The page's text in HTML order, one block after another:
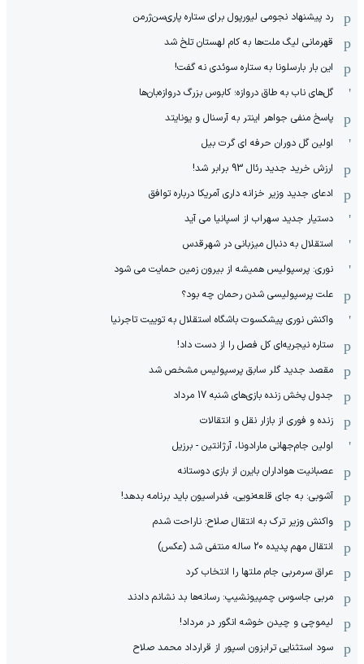
رد پیشنهاد نجومی لیورپول برای ستاره پاری‌سن‌ژرمن
قهرمانی لیگ ملت‌ها به کام لهستان تلخ شد
این بار بارسلونا به ستاره سوئدی نه گفت!
گل‌های ناب به طاق دروازه؛ کابوس بزرگ دروازه‌بان‌ها
پاسخ منفی جواهر اینتر به آرسنال و یونایتد
اولین گل دوران حرفه ای گرت بیل
ارزش خرید جدید رئال 93 برابر شد!
ادعای جدید وزیر خزانه داری آمریکا درباره توافق
دستیار جدید سهراب از اسپانیا می آید
استقلال به دنبال میزبانی در شهرقدس
نوری: پرسپولیس همیشه از بیرون زمین حمایت می شود
علت پرسپولیسی شدن رحمان چه بود؟
واکنش نوری پیشکسوت باشگاه استقلال به توییت تاجرنیا
ستاره نیجریه‌ای کل فصل را از دست داد!
مقصد جدید گلر سابق پرسپولیس مشخص شد
جدول پخش زنده بازی‌های شنبه 17 مرداد
زنده و فوری از بازار نقل و انتقالات
اولین جام‌جهانی مارادونا، آرژانتین - برزیل
عصبانیت هواداران بایرن از بازی دوستانه
آشوبی: به جای قلعه‌نویی، فدراسیون باید برنامه بدهد!
واکنش وزیر ترک به انتقال صلاح: ناراحت شدم
انتقال مهم پدیده 20 ساله منتفی شد (عکس)
عراق سرمربی جام ملتها را انتخاب کرد
مربی جاسوس چمپیونشیپ: رسانه‌ها بد نشانم دادند
لیموچی و چیدن خوشه انگور در مرداد!
سود استثنایی ترابزون اسپور از قرارداد محمد صلاح